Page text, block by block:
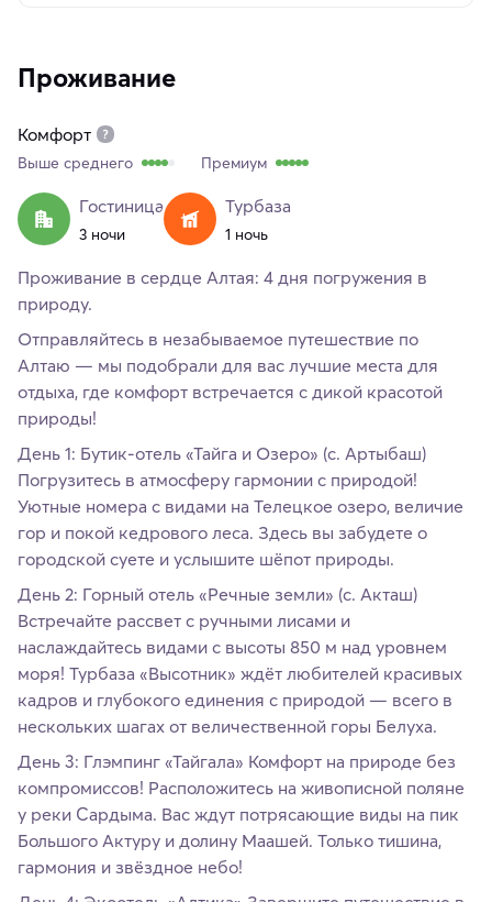
Проживание
Комфорт
Выше среднего Премиум
Гостиница
3 ночи
Турбаза
1 ночь
Проживание в сердце Алтая: 4 дня погружения в
природу.
Отправляйтесь в незабываемое путешествие по
Алтаю — мы подобрали для вас лучшие места для
отдыха, где комфорт встречается с дикой красотой
природы!
День 1: Бутик-отель «Тайга и Озеро» (с. Артыбаш)
Погрузитесь в атмосферу гармонии с природой!
Уютные номера с видами на Телецкое озеро, величие
гор и покой кедрового леса. Здесь вы забудете о
городской суете и услышите шёпот природы.
День 2: Горный отель «Речные земли» (с. Акташ)
Встречайте рассвет с ручными лисами и
наслаждайтесь видами с высоты 850 м над уровнем
моря! Турбаза «Высотник» ждёт любителей красивых
кадров и глубокого единения с природой — всего в
нескольких шагах от величественной горы Белуха.
День 3: Глэмпинг «Тайгала» Комфорт на природе без
компромиссов! Расположитесь на живописной поляне
у реки Сардыма. Вас ждут потрясающие виды на пик
Большого Актуру и долину Маашей. Только тишина,
гармония и звёздное небо!